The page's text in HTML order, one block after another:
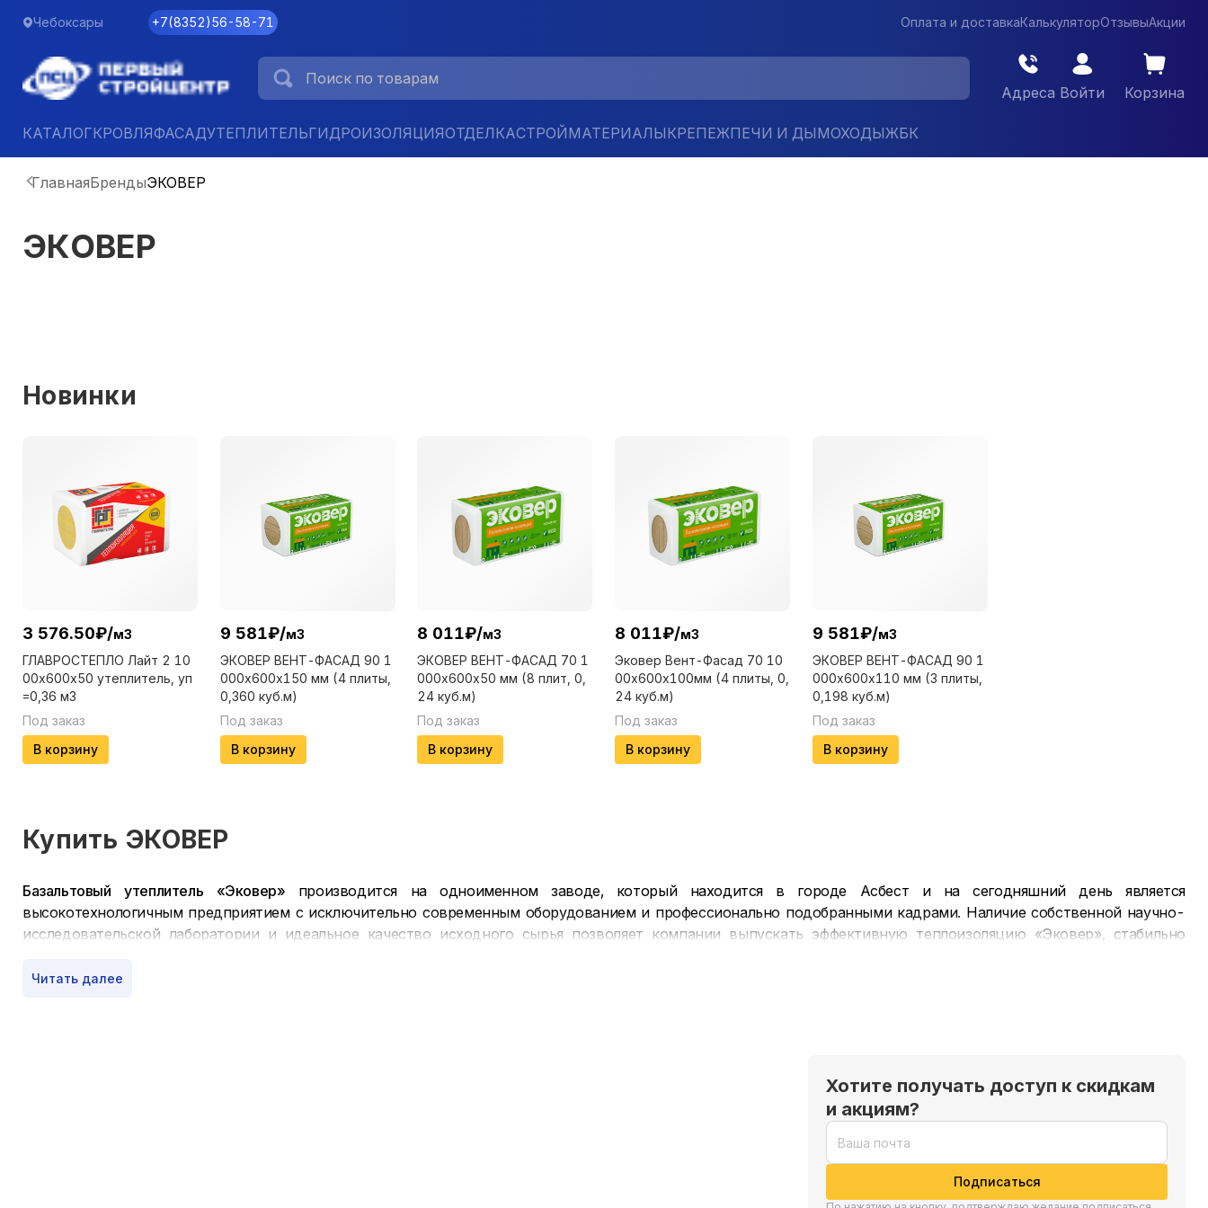
Чебоксары +7(8352)56-58-71 Оплата и доставкаКалькуляторОтзывыАкции
Адреса Войти Корзина
КАТАЛОГКРОВЛЯФАСАДУТЕПЛИТЕЛЬГИДРОИЗОЛЯЦИЯОТДЕЛКАСТРОЙМАТЕРИАЛЫКРЕПЕЖПЕЧИ И ДЫМОХОДЫЖБК
ГлавнаяБрендыЭКОВЕР
ЭКОВЕР
Новинки
3 576.50₽/м3
ГЛАВРОСТЕПЛО Лайт 2 10
00х600х50 утеплитель, уп
=0,36 м3
Под заказ
В корзину
9 581₽/м3
ЭКОВЕР ВЕНТ-ФАСАД 90 1
000х600х150 мм (4 плиты,
0,360 куб.м)
Под заказ
В корзину
8 011₽/м3
ЭКОВЕР ВЕНТ-ФАСАД 70 1
000х600х50 мм (8 плит, 0,
24 куб.м)
Под заказ
В корзину
8 011₽/м3
Эковер Вент-Фасад 70 10
00х600х100мм (4 плиты, 0,
24 куб.м)
Под заказ
В корзину
9 581₽/м3
ЭКОВЕР ВЕНТ-ФАСАД 90 1
000х600х110 мм (3 плиты,
0,198 куб.м)
Под заказ
В корзину
Купить ЭКОВЕР
Базальтовый утеплитель «Эковер» производится на одноименном заводе, который находится в городе Асбест и на сегодняшний день является
высокотехнологичным предприятием с исключительно современным оборудованием и профессионально подобранными кадрами. Наличие собственной научно-
исследовательской лаборатории и идеальное качество исходного сырья позволяет компании выпускать эффективную теплоизоляцию «Эковер», стабильно
Читать далее
Хотите получать доступ к скидкам
и акциям?
Подписаться